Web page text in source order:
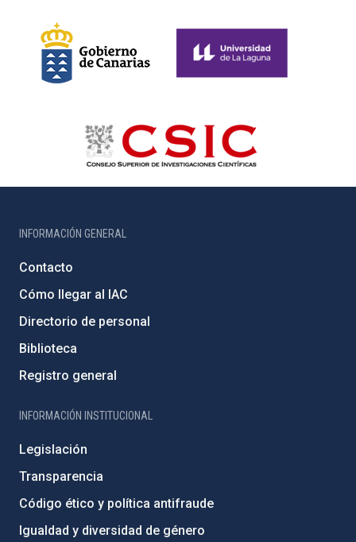
INFORMACIÓN GENERAL
Contacto
Cómo llegar al IAC
Directorio de personal
Biblioteca
Registro general
INFORMACIÓN INSTITUCIONAL
Legislación
Transparencia
Código ético y política antifraude
Igualdad y diversidad de género